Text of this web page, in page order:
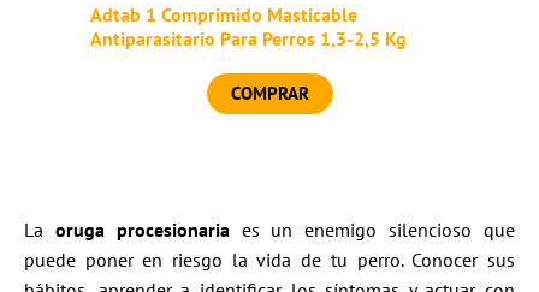
Adtab 1 Comprimido Masticable
Antiparasitario Para Perros 1,3-2,5 Kg
COMPRAR
La oruga procesionaria es un enemigo silencioso que
puede poner en riesgo la vida de tu perro. Conocer sus